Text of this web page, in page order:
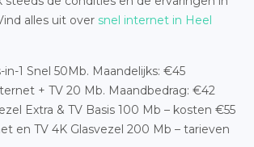
alles uit over snel internet in Heel
in-1 Snel 50Mb. Maandelijks: €45
+ TV 20 Mb. Maandbedrag: €42
Extra & TV Basis 100 Mb – kosten €55
en TV 4K Glasvezel 200 Mb – tarieven